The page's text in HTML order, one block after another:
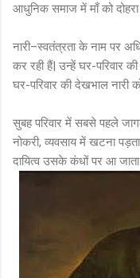
आधुनिक समाज में माँ को दोहरा
नारी–स्वतंत्रता के नाम पर
कर रही हैं| उन्हें घर-परिवार
घर-परिवार की देखभाल नारी
सुबह परिवार में सबसे पहले
नोकरी, व्यवसाय में खटना
दायित्व उसके कंधों पर आ जाता